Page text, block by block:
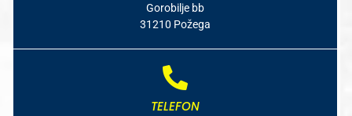
Gorobilje bb
31210 Požega
TELEFON